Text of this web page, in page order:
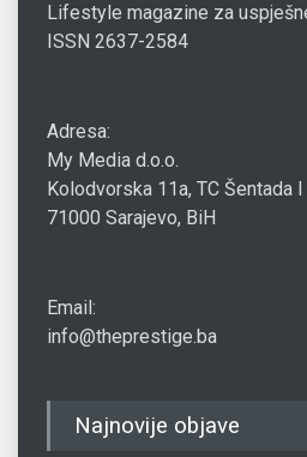
Lifestyle magazine za
ISSN 2637-2584
Adresa:
My Media d.o.o.
Kolodvorska 11a, TC Šentada
71000 Sarajevo, BiH
Email:
info@theprestige.ba
Najnovije objave